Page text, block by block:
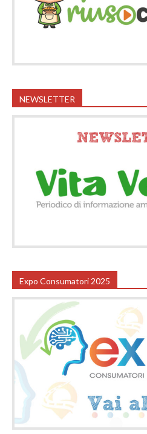
NEWSLETTER
Expo Consumatori 2025